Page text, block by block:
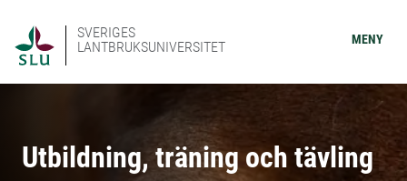
SVERIGES
LANTBRUKSUNIVERSITET
MENY
Utbildning, träning och tävling